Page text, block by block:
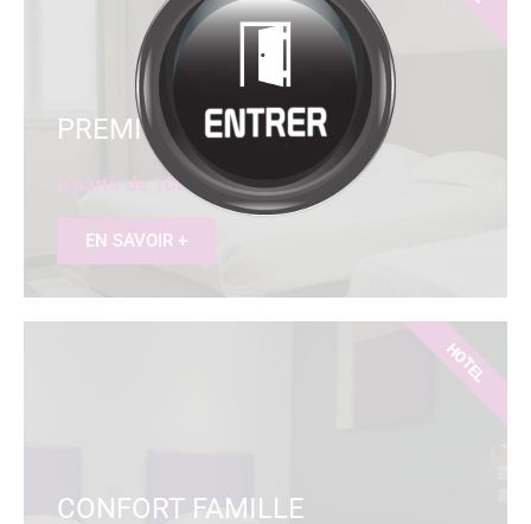
Bienvenue à
HÔTEL
RESTAURANT
Cliquez pour entrer